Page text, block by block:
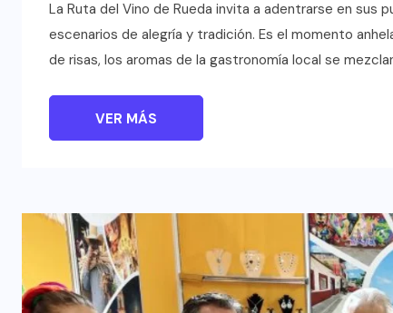
La Ruta del Vino de Rueda invita a adentrarse en sus
escenarios de alegría y tradición. Es el momento
de risas, los aromas de la gastronomía local se
VER MÁS
TULUM EN BANCARROTA
TURÍSTICA POR ABUSOS Y FALTA
DE PLANEACIÓN
JUNIO 24, 2026